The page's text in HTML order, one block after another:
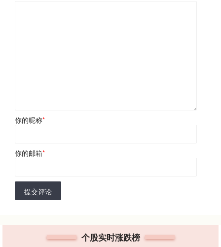
你的昵称*
你的邮箱*
提交评论
个股实时涨跌榜